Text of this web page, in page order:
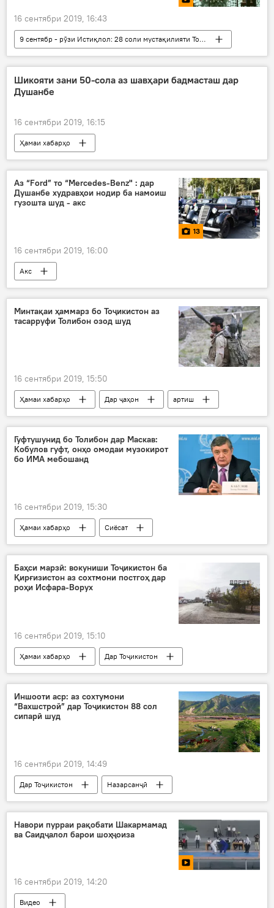
16 сентябри 2019, 16:43
9 сентябр - рӯзи Истиқлол: 28 соли мустақилияти Тоҷикистон
Видео
Кӯлоб
Эмомалӣ Раҳмон
истиқлолият
Хатлон
Шикояти зани 50-сола аз шавҳари бадмасташ дар
Душанбе
16 сентябри 2019, 16:15
Ҳамаи хабарҳо
Рӯйдод, ҷиноят ва ҳолатҳои фавқулода
Аз “Ford” то “Mercedes-Benz" : дар
Душанбе худравҳои нодир ба намоиш
гузошта шуд - акс
13
16 сентябри 2019, 16:00
Акс
Минтақаи ҳаммарз бо Тоҷикистон аз
тасарруфи Толибон озод шуд
16 сентябри 2019, 15:50
Ҳамаи хабарҳо Дар ҷаҳон
артиш
Толибон
озод
ҷангҷӯён
Афғонистон
Дар Тоҷикистон
Гуфтушунид бо Толибон дар Маскав:
Кобулов гуфт, онҳо омодаи музокирот
бо ИМА мебошанд
16 сентябри 2019, 15:30
Ҳамаи хабарҳо
Сиёсат
Амният ва мудофиа
Толибон
террорист
Осиёи Марказӣ
Баҳси марзӣ: вокуниши Тоҷикистон ба
Қирғизистон аз сохтмони постгоҳ дар
роҳи Исфара-Ворух
16 сентябри 2019, 15:10
Ҳамаи хабарҳо
Дар Тоҷикистон
марз
баҳси марзӣ
вокуниш
Қирғизистон
Исфара
Иншооти аср: аз сохтумони
“Вахшстрой” дар Тоҷикистон 88 сол
сипарӣ шуд
16 сентябри 2019, 14:49
Дар Тоҷикистон
Назарсанҷӣ
Андеша
Вахш
замин
бунёд
Навори пурраи рақобати Шакармамад
ва Саидҷалол барои шоҳҷоиза
16 сентябри 2019, 14:20
Видео